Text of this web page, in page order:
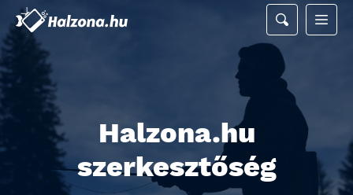
Halzona.hu
szerkesztőség